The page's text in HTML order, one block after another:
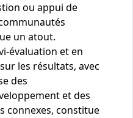
ou appui de
un atout.
évaluation et en
les résultats, avec
des
et des
connexes, constitue